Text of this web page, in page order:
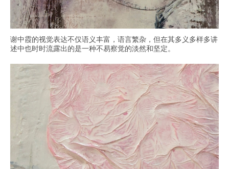
谢中霞的视觉表达不仅语义丰富，语言繁杂，但在其多义多样多讲
述中也时时流露出的是一种不易察觉的淡然和坚定。